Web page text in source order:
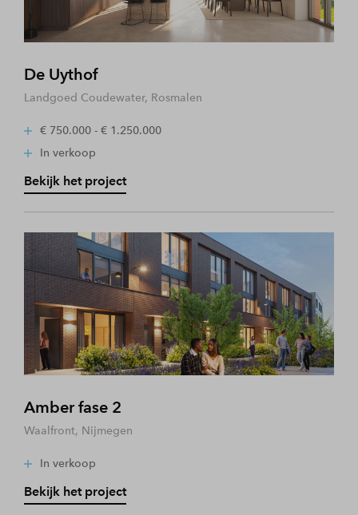
De Uythof
Landgoed Coudewater, Rosmalen
€ 750.000 - € 1.250.000
In verkoop
Bekijk het project
Amber fase 2
Waalfront, Nijmegen
In verkoop
Bekijk het project